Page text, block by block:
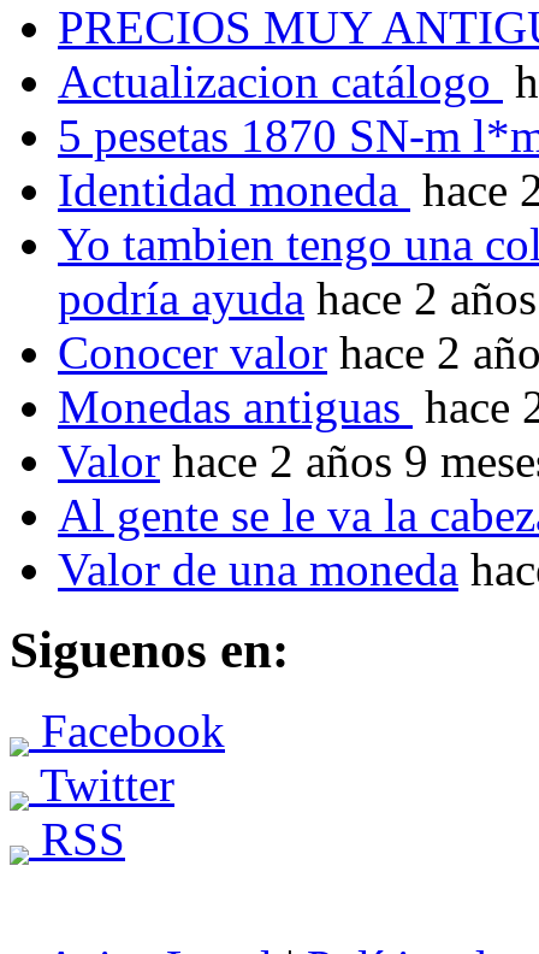
PRECIOS MUY
Actualizacion catálogo
5 pesetas 1870 SN-m
Identidad moneda hace
Yo tambien tengo una
podría ayuda hace 2
Conocer valor hace 2
Monedas antiguas hace
Valor hace 2 años 9
Al gente se le va la
Valor de una moneda
Siguenos en:
Facebook
Twitter
RSS